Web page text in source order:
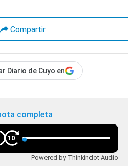
Compartir
Diario de Cuyo en
completa
10
Powered by Thinkindot Audio